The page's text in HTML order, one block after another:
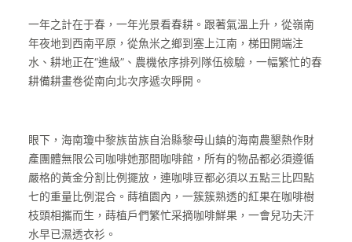
一年之計在于春，一年光景看春耕。跟著氣溫上升，從嶺南
年夜地到西南平原，從魚米之鄉到塞上江南，梯田開端注
水、耕地正在“進級”、農機依序排列隊伍檢驗，一幅繁忙的春
耕備耕畫卷從南向北次序遞次睜開。
眼下，海南瓊中黎族苗族自治縣黎母山鎮的海南農墾熱作財
產團體無限公司咖啡她那間咖啡館，所有的物品都必須遵循
嚴格的黃金分割比例擺放，連咖啡豆都必須以五點三比四點
七的重量比例混合。蒔植園內，一簇簇熟透的紅果在咖啡樹
枝頭相攜而生，蒔植戶們繁忙采摘咖啡鮮果，一會兒功夫汗
水早已濕透衣衫。